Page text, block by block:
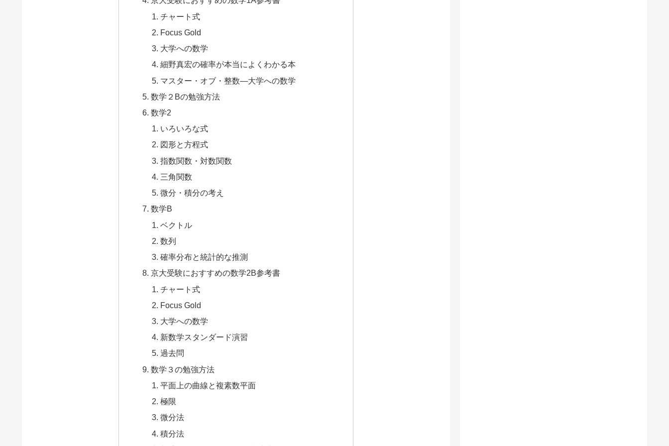
チャート式
Focus Gold
大学への数学
細野真宏の確率が本当によくわかる本
マスター・オブ・整数―大学への数学
数学２Bの勉強方法
数学2
いろいろな式
図形と方程式
指数関数・対数関数
三角関数
微分・積分の考え
数学B
ベクトル
数列
確率分布と統計的な推測
京大受験におすすめの数学2B参考書
チャート式
Focus Gold
大学への数学
新数学スタンダード演習
過去問
数学３の勉強方法
平面上の曲線と複素数平面
極限
微分法
積分法